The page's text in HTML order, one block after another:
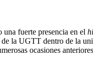
fuerte presencia en el
la UGTT dentro de la
ocasiones